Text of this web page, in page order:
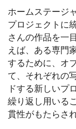
ホームステージ
プロジェクトに
さんの作品を一
えば、ある専門
するために、オ
て、それぞれの
ドする新しいプ
繰り返し用いる
貫性がもたらさ